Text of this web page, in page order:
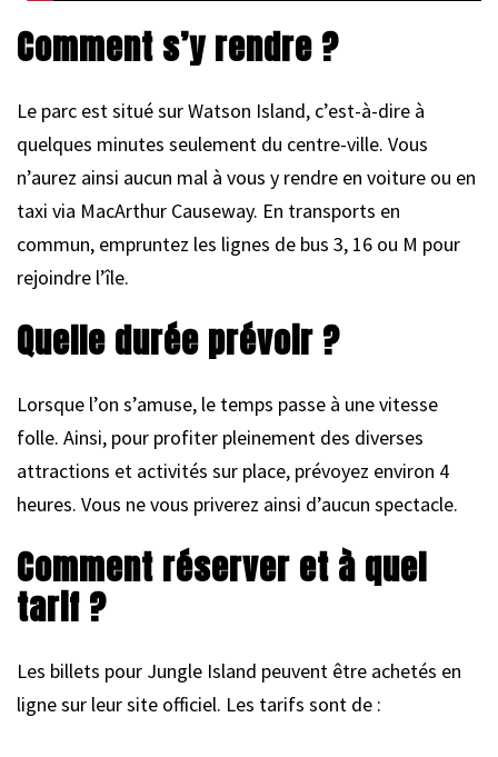
Comment s’y rendre ?
Le parc est situé sur Watson Island, c’est-à-dire à
quelques minutes seulement du centre-ville. Vous
n’aurez ainsi aucun mal à vous y rendre en voiture ou en
taxi via MacArthur Causeway. En transports en
commun, empruntez les lignes de bus 3, 16 ou M pour
rejoindre l’île.
Quelle durée prévoir ?
Lorsque l’on s’amuse, le temps passe à une vitesse
folle. Ainsi, pour profiter pleinement des diverses
attractions et activités sur place, prévoyez environ 4
heures. Vous ne vous priverez ainsi d’aucun spectacle.
Comment réserver et à quel
tarif ?
Les billets pour Jungle Island peuvent être achetés en
ligne sur leur site officiel. Les tarifs sont de :